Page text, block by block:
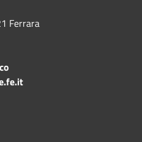
Ferrara